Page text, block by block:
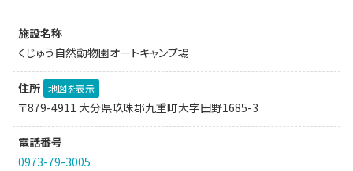
施設名称
くじゅう自然動物園オートキャンプ場
住所 地図を表示
〒879-4911 大分県玖珠郡九重町大字田野1685-3
電話番号
0973-79-3005